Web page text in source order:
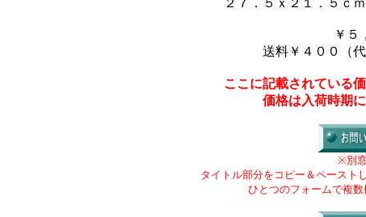
２７．５ｘ２１．５ｃ
￥５
送料￥４００（
ここに記載されている
価格は入荷時期
※別窓
タイトル部分をコピー＆ペースト
ひとつのフォームで複数